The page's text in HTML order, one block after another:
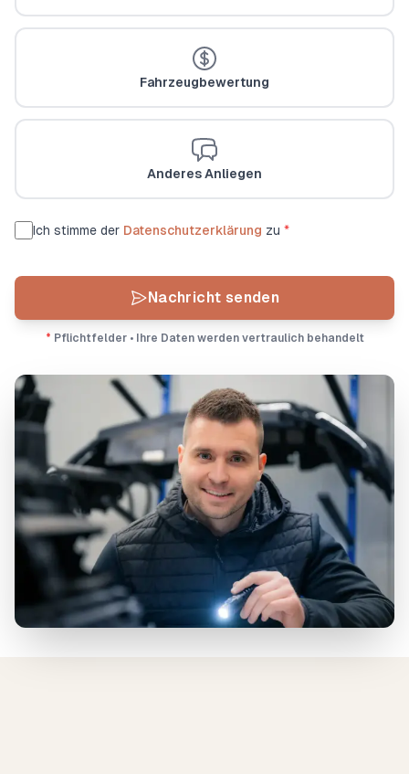
Fahrzeugbewertung
Anderes Anliegen
Ich stimme der Datenschutzerklärung zu *
Nachricht senden
* Pflichtfelder • Ihre Daten werden vertraulich behandelt